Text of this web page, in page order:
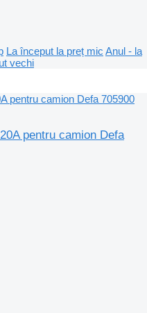
La început la preț mic Anul - la
vechi
pentru camion Defa